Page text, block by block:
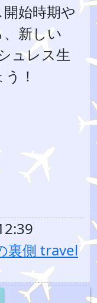
始時期や
新しい
ュレス生
！
裏側 travel